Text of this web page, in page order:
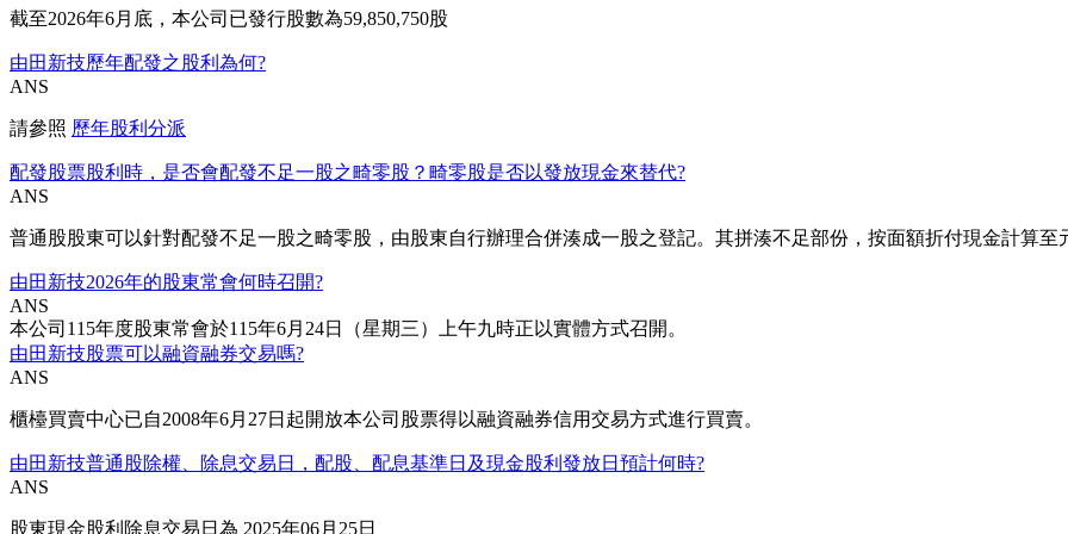
截至2026年6月底，本公司已發行股數為59,850,750股
由田新技歷年配發之股利為何?
ANS
請參照 歷年股利分派
配發股票股利時，是否會配發不足一股之畸零股？畸零股是否以發放現金來替代?
ANS
普通股股東可以針對配發不足一股之畸零股，由股東自行辦理合併湊成一股之登記。其拼湊不足部份，按面額折付現金計算至
由田新技2026年的股東常會何時召開?
ANS
本公司115年度股東常會於115年6月24日（星期三）上午九時正以實體方式召開。
由田新技股票可以融資融券交易嗎?
ANS
櫃檯買賣中心已自2008年6月27日起開放本公司股票得以融資融券信用交易方式進行買賣。
由田新技普通股除權、除息交易日，配股、配息基準日及現金股利發放日預計何時?
ANS
股東現金股利除息交易日為 2025年06月25日